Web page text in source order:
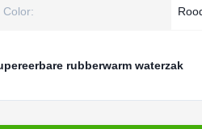
Color:
rubberwarm waterzak